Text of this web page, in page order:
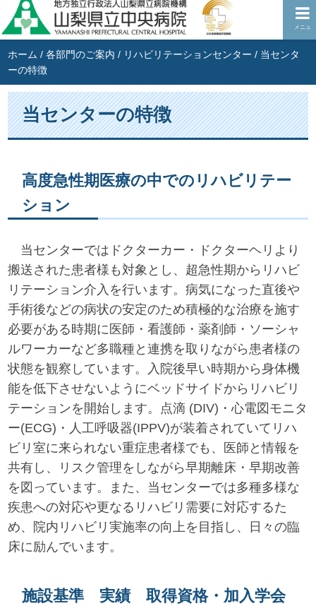
メニュ
ホーム /各部門のご案内 / リハビリテーションセンター / 当センタ
ーの特徴
当センターの特徴
高度急性期医療の中でのリハビリテー
ション
当センターではドクターカー・ドクターヘリより
搬送された患者様も対象とし、超急性期からリハビ
リテーション介入を行います。病気になった直後や
手術後などの病状の安定のため積極的な治療を施す
必要がある時期に医師・看護師・薬剤師・ソーシャ
ルワーカーなど多職種と連携を取りながら患者様の
状態を観察しています。入院後早い時期から身体機
能を低下させないようにベッドサイドからリハビリ
テーションを開始します。点滴 (DIV)・心電図モニタ
ー(ECG)・人工呼吸器(IPPV)が装着されていてリハ
ビリ室に来られない重症患者様でも、医師と情報を
共有し、リスク管理をしながら早期離床・早期改善
を図っています。また、当センターでは多種多様な
疾患への対応や更なるリハビリ需要に対応するた
め、院内リハビリ実施率の向上を目指し、日々の臨
床に励んでいます。
施設基準 実績 取得資格・加入学会